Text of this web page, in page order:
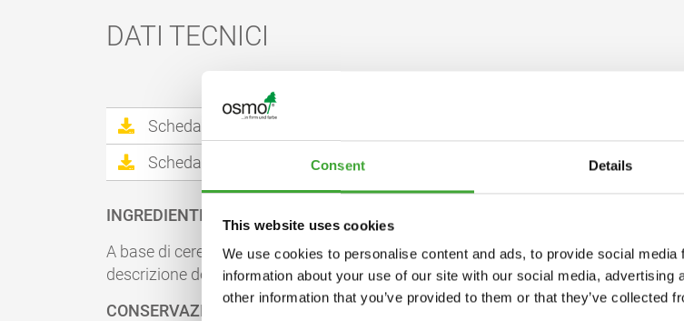
Consent Details
This website uses cookies
We use cookies to personalise content and ads, to provide social
information about your use of our site with our social media,
other information that you’ve provided to them or that they’ve collected
DATI TECNICI
Scheda tecnica del prodotto
Scheda di sicurezza
INGREDIENTI
A base di cere vegetali; paraffina, idrocarburi alifatici (> 30%). Una
descrizione dettagliata degli ingredienti è disponibile su richiesta.
CONSERVAZIONE
3029